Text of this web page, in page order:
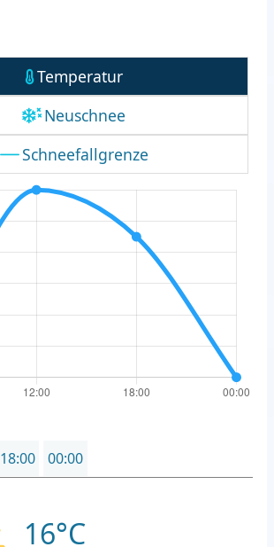
Temperatur
Neuschnee
Schneefallgrenze
18:00 00:00
16°C